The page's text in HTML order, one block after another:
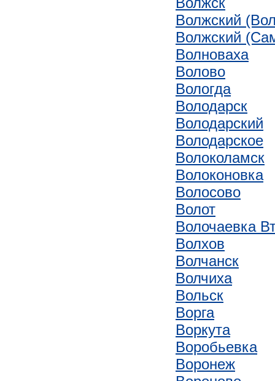
Волжский
Волжский
Волноваха
Волово
Вологда
Володарск
Володарский
Володарское
Волоколамск
Волоконовка
Волосово
Волот
Волочаевка
Волхов
Волчанск
Волчиха
Вольск
Ворга
Воркута
Воробьевка
Воронеж